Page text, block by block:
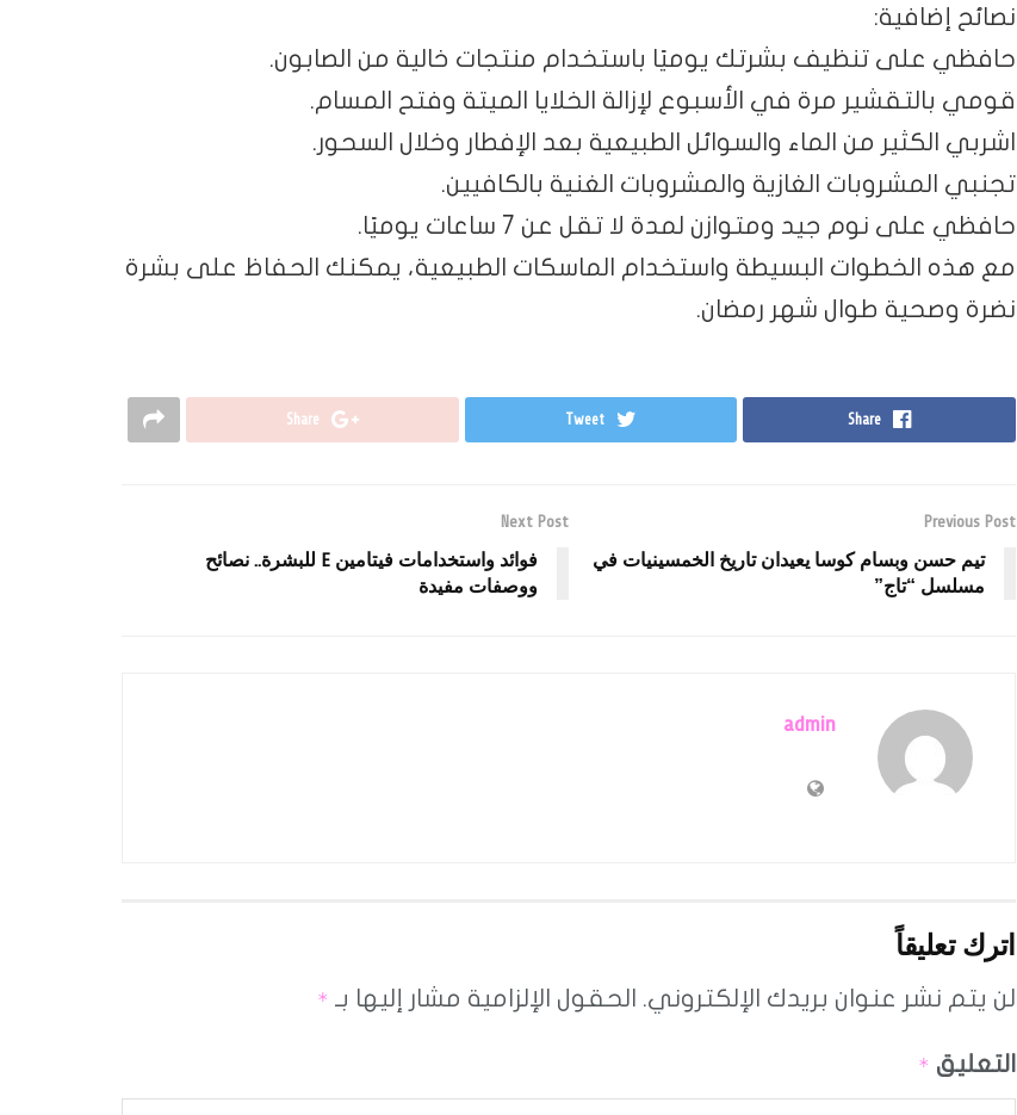
نصائح إضافية:
حافظي على تنظيف بشرتك يوميًا باستخدام منتجات خالية من الصابون.
قومي بالتقشير مرة في الأسبوع لإزالة الخلايا الميتة وفتح المسام.
اشربي الكثير من الماء والسوائل الطبيعية بعد الإفطار وخلال السحور.
تجنبي المشروبات الغازية والمشروبات الغنية بالكافيين.
حافظي على نوم جيد ومتوازن لمدة لا تقل عن 7 ساعات يوميًا.
مع هذه الخطوات البسيطة واستخدام الماسكات الطبيعية، يمكنك الحفاظ على بشرة
نضرة وصحية طوال شهر رمضان.
Share
Tweet
Share
Previous Post
تيم حسن وبسام كوسا يعيدان تاريخ الخمسينيات في
مسلسل “تاج”
Next Post
فوائد واستخدامات فيتامين E للبشرة.. نصائح
ووصفات مفيدة
admin
اترك تعليقاً
لن يتم نشر عنوان بريدك الإلكتروني. الحقول الإلزامية مشار إليها بـ *
التعليق *